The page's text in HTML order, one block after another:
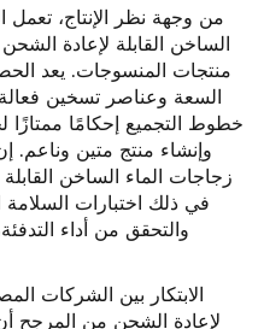
من وجهة نظر الإنتاج،
الساخن القابلة لإعادة
منتجات المنسوجات. يعد
السعة وعناصر تسخين
خطوط التجميع إحكامًا ممتازًا
وإنشاء منتج متين وناعم.
زجاجات الماء الساخن
في ذلك اختبارات السلامة
والتحقق من أداء
الابتكار بين الشركات
لإعادة الشحن من المرجح